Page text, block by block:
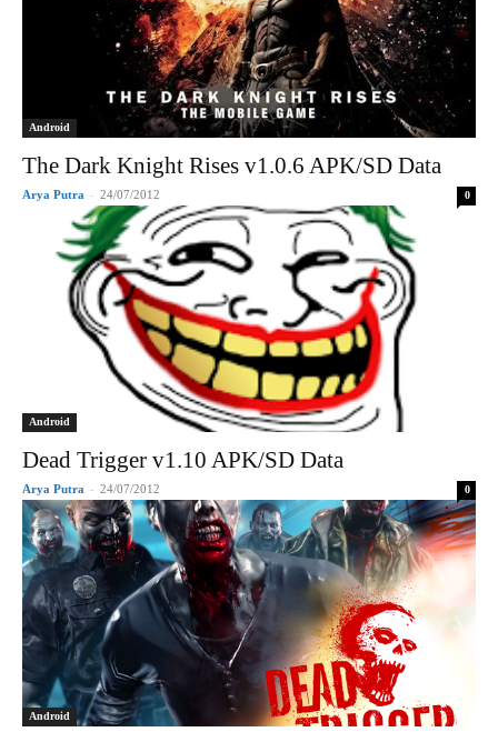
Android
The Dark Knight Rises v1.0.6 APK/SD Data
Arya Putra - 24/07/2012 0
Android
Dead Trigger v1.10 APK/SD Data
Arya Putra - 24/07/2012 0
Android